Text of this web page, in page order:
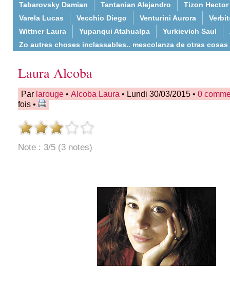
Tabarovsky Damian
Tantanian Alejandro
Tizon Hector
Varela Lucas
Vecchio Diego Venturini Aurora
Wittner Laura
Yupanqui Atahualpa Yurkievich Saul
Zo autres choses inclassables.. mescolanza de otras cosas
Laura Alcoba
Par larouge • Alcoba Laura • Lundi 30/03/2015 • 0
fois •
Note : 3/5 (3 notes)